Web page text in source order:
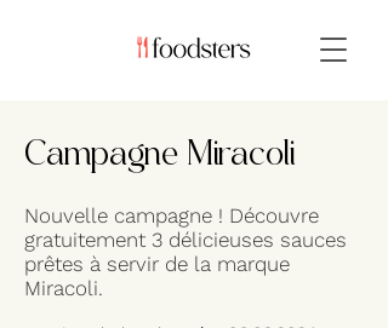
Campagne Miracoli
Nouvelle campagne ! Découvre
gratuitement 3 délicieuses sauces
prêtes à servir de la marque
Miracoli.